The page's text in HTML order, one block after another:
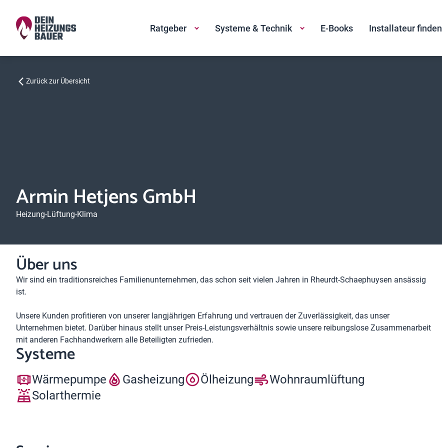
Ratgeber Systeme & Technik E-Books Installateur finden
Zurück zur Übersicht
Armin Hetjens GmbH
Heizung-Lüftung-Klima
Über uns
Wir sind ein traditionsreiches Familienunternehmen, das schon seit vielen Jahren in Rheurdt-Schaephuysen ansässig
ist.
Unsere Kunden profitieren von unserer langjährigen Erfahrung und vertrauen der Zuverlässigkeit, das unser
Unternehmen bietet. Darüber hinaus stellt unser Preis-Leistungsverhältnis sowie unsere reibungslose Zusammenarbeit
mit anderen Fachhandwerkern alle Beteiligten zufrieden.
Systeme
Wärmepumpe Gasheizung Ölheizung
Wohnraumlüftung
Solarthermie